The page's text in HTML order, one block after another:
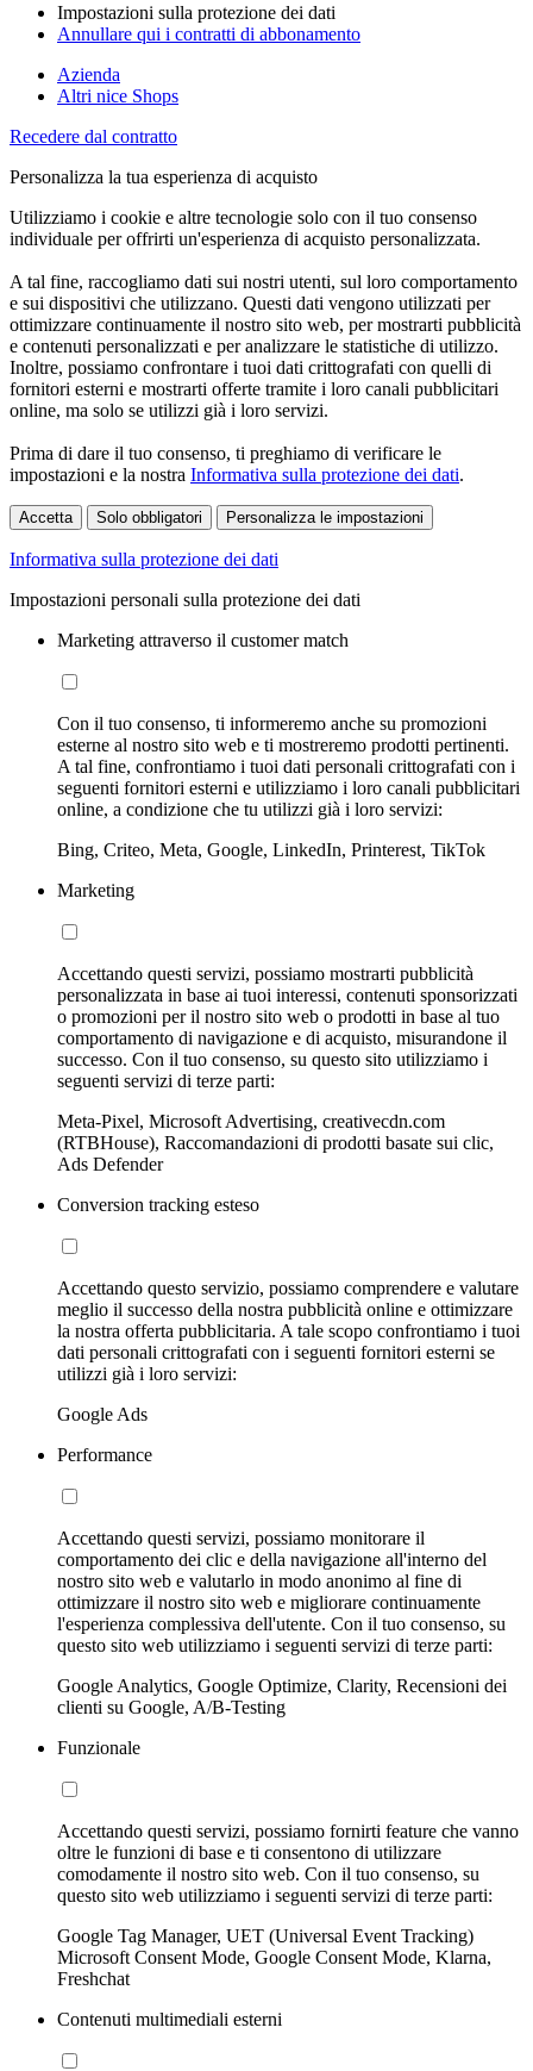
Impostazioni sulla protezione dei dati
Annullare qui i contratti di abbonamento
Azienda
Altri nice Shops
Recedere dal contratto
Personalizza la tua esperienza di acquisto
Utilizziamo i cookie e altre tecnologie solo con il tuo consenso
individuale per offrirti un'esperienza di acquisto personalizzata.
A tal fine, raccogliamo dati sui nostri utenti, sul loro comportamento
e sui dispositivi che utilizzano. Questi dati vengono utilizzati per
ottimizzare continuamente il nostro sito web, per mostrarti pubblicità
e contenuti personalizzati e per analizzare le statistiche di utilizzo.
Inoltre, possiamo confrontare i tuoi dati crittografati con quelli di
fornitori esterni e mostrarti offerte tramite i loro canali pubblicitari
online, ma solo se utilizzi già i loro servizi.
Prima di dare il tuo consenso, ti preghiamo di verificare le
impostazioni e la nostra Informativa sulla protezione dei dati.
Accetta Solo obbligatori Personalizza le impostazioni
Informativa sulla protezione dei dati
Impostazioni personali sulla protezione dei dati
Marketing attraverso il customer match
Con il tuo consenso, ti informeremo anche su promozioni
esterne al nostro sito web e ti mostreremo prodotti pertinenti.
A tal fine, confrontiamo i tuoi dati personali crittografati con i
seguenti fornitori esterni e utilizziamo i loro canali pubblicitari
online, a condizione che tu utilizzi già i loro servizi:
Bing, Criteo, Meta, Google, LinkedIn, Printerest, TikTok
Marketing
Accettando questi servizi, possiamo mostrarti pubblicità
personalizzata in base ai tuoi interessi, contenuti sponsorizzati
o promozioni per il nostro sito web o prodotti in base al tuo
comportamento di navigazione e di acquisto, misurandone il
successo. Con il tuo consenso, su questo sito utilizziamo i
seguenti servizi di terze parti:
Meta-Pixel, Microsoft Advertising, creativecdn.com
(RTBHouse), Raccomandazioni di prodotti basate sui clic,
Ads Defender
Conversion tracking esteso
Accettando questo servizio, possiamo comprendere e valutare
meglio il successo della nostra pubblicità online e ottimizzare
la nostra offerta pubblicitaria. A tale scopo confrontiamo i tuoi
dati personali crittografati con i seguenti fornitori esterni se
utilizzi già i loro servizi:
Google Ads
Performance
Accettando questi servizi, possiamo monitorare il
comportamento dei clic e della navigazione all'interno del
nostro sito web e valutarlo in modo anonimo al fine di
ottimizzare il nostro sito web e migliorare continuamente
l'esperienza complessiva dell'utente. Con il tuo consenso, su
questo sito web utilizziamo i seguenti servizi di terze parti:
Google Analytics, Google Optimize, Clarity, Recensioni dei
clienti su Google, A/B-Testing
Funzionale
Accettando questi servizi, possiamo fornirti feature che vanno
oltre le funzioni di base e ti consentono di utilizzare
comodamente il nostro sito web. Con il tuo consenso, su
questo sito web utilizziamo i seguenti servizi di terze parti:
Google Tag Manager, UET (Universal Event Tracking)
Microsoft Consent Mode, Google Consent Mode, Klarna,
Freshchat
Contenuti multimediali esterni